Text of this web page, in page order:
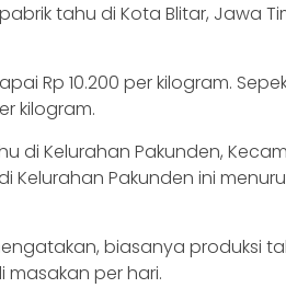
tahu di Kota Blitar, Jawa
Rp 10.200 per kilogram.
kilogram.
di Kelurahan Pakunden,
Kelurahan Pakunden ini
biasanya produksi
per hari.